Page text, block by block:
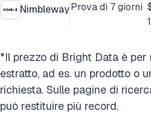
NimblewayProva di 7 giorni
*Il prezzo di Bright Data è per
estratto, ad es. un prodotto o
richiesta. Sulle pagine di
può restituire più record.